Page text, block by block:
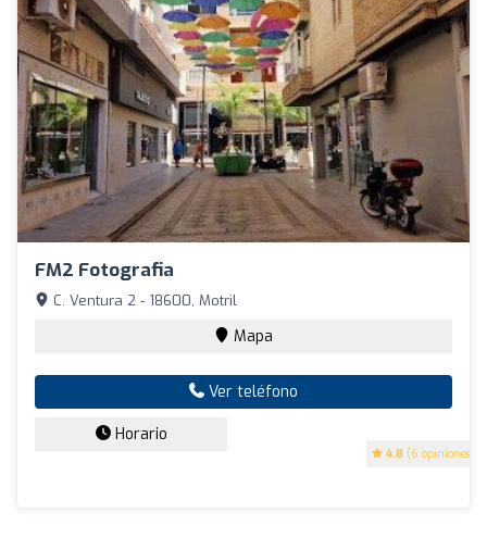
FM2 Fotografia
4.8 (6 opiniones)
C. Ventura 2 - 18600, Motril
Mapa
Ver teléfono
Horario